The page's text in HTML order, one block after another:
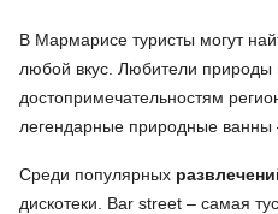
В Мармарисе туристы могут
любой вкус. Любители природы
достопримечательностям
легендарные природные ванны
Среди популярных
дискотеки. Bar street – самая